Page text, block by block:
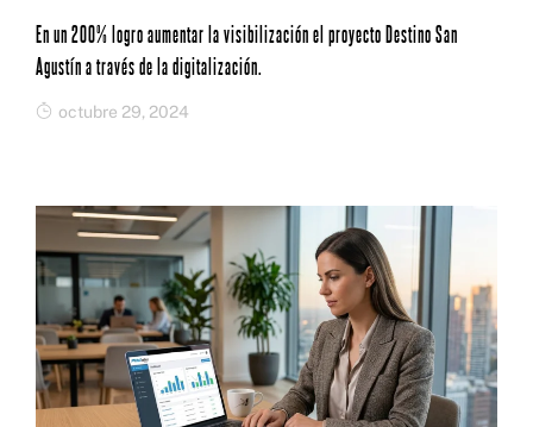
En un 200% logro aumentar la visibilización el proyecto Destino San
Agustín a través de la digitalización.
octubre 29, 2024